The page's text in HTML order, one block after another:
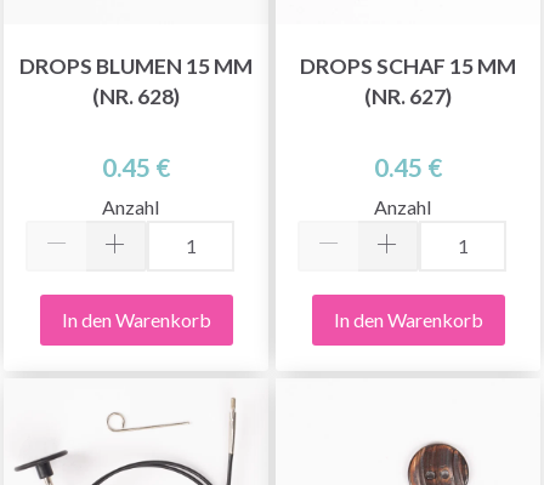
DROPS BLUMEN 15 MM
(NR. 628)
0.45 €
Anzahl
In den Warenkorb
DROPS SCHAF 15 MM
(NR. 627)
0.45 €
Anzahl
In den Warenkorb